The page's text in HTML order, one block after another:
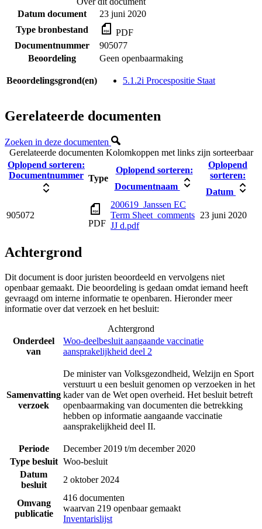
Datum document
23 juni 2020
Type bronbestand
PDF
Documentnummer
905077
Beoordeling
Geen openbaarmaking
Beoordelingsgrond(en) 5.1.2i Procespositie Staat
Gerelateerde documenten
Zoeken in deze documenten
Gerelateerde documenten Kolomkoppen met links zijn sorteerbaar
Oplopend sorteren:
Documentnummer Type
Oplopend sorteren:
Documentnaam
Oplopend
sorteren:
Datum
905072
PDF
200619_Janssen EC
Term Sheet_comments
JJ d.pdf
23 juni 2020
Achtergrond
Dit document is door juristen beoordeeld en vervolgens niet
openbaar gemaakt. Die beoordeling is gedaan omdat iemand heeft
gevraagd om interne informatie te openbaren. Hieronder meer
informatie over dat verzoek en het besluit:
Achtergrond
Onderdeel
van
Woo-deelbesluit aangaande vaccinatie
aansprakelijkheid deel 2
Samenvatting
verzoek
De minister van Volksgezondheid, Welzijn en Sport
verstuurt u een besluit genomen op verzoeken in het
kader van de Wet open overheid. Het besluit betreft
openbaarmaking van documenten die betrekking
hebben op informatie aangaande vaccinatie
aansprakelijkheid deel II.
Periode
December 2019 t/m december 2020
Type besluit Woo-besluit
Datum
besluit
2 oktober 2024
Omvang
publicatie
416 documenten
waarvan 219 openbaar gemaakt
Inventarislijst